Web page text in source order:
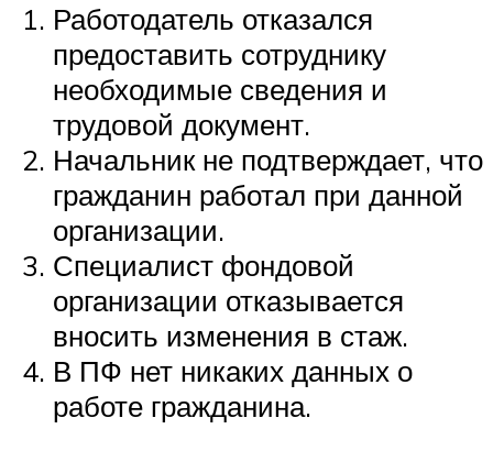
Работодатель отказался
предоставить сотруднику
необходимые сведения и
трудовой документ.
Начальник не подтверждает, что
гражданин работал при данной
организации.
Специалист фондовой
организации отказывается
вносить изменения в стаж.
В ПФ нет никаких данных о
работе гражданина.